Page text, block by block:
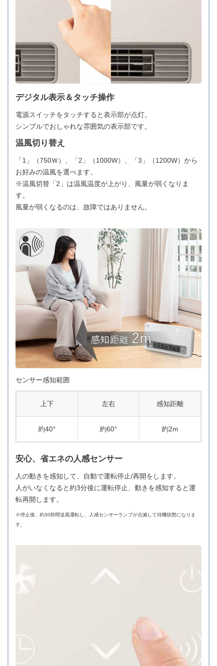
デジタル表示＆タッチ操作
電源スイッチをタッチすると表示部が点灯。
シンプルでおしゃれな雰囲気の表示部です。
温風切り替え
「1」（750Ｗ）、「2」（1000W）、「3」（1200W）から
お好みの温風を選べます。
※温風切替「2」は温風温度が上がり、風量が弱くなりま
す。
風量が弱くなるのは、故障ではありません。
センサー感知範囲
上下 左右 感知距離
約40° 約60° 約2m
安心、省エネの人感センサー
人の動きを感知して、自動で運転停止/再開をします。
人がいなくなると約3分後に運転停止、動きを感知すると運
転再開します。
※停止後、約30秒間送風運転し、人感センサーランプが点滅して待機状態になりま
す。